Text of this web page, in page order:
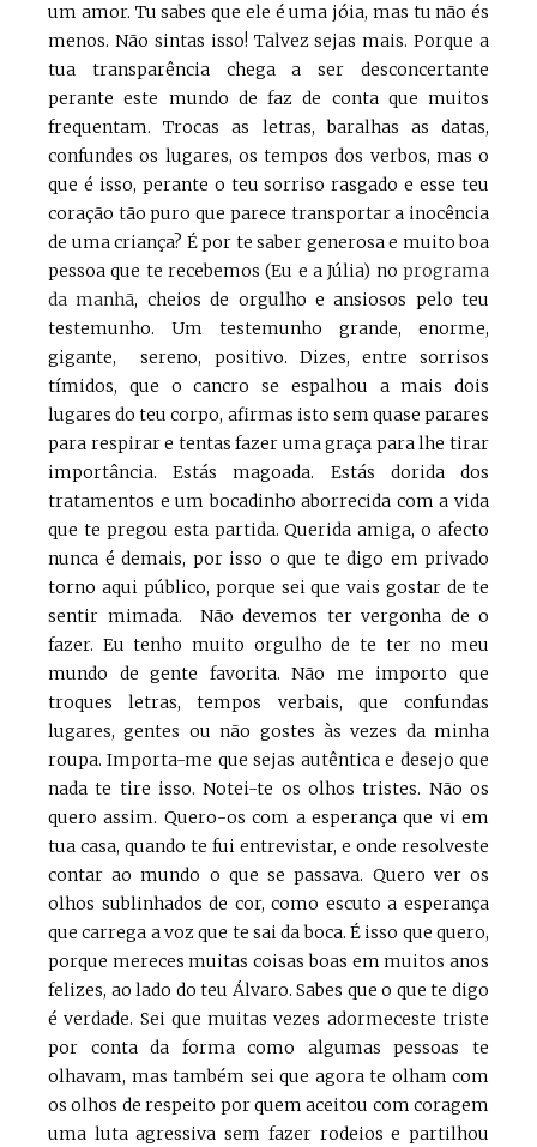
um amor. Tu sabes que ele é uma jóia, mas tu não és
menos. Não sintas isso! Talvez sejas mais. Porque a
tua transparência chega a ser desconcertante
perante este mundo de faz de conta que muitos
frequentam. Trocas as letras, baralhas as datas,
confundes os lugares, os tempos dos verbos, mas o
que é isso, perante o teu sorriso rasgado e esse teu
coração tão puro que parece transportar a inocência
de uma criança? É por te saber generosa e muito boa
pessoa que te recebemos (Eu e a Júlia) no programa
da manhã, cheios de orgulho e ansiosos pelo teu
testemunho. Um testemunho grande, enorme,
gigante, sereno, positivo. Dizes, entre sorrisos
tímidos, que o cancro se espalhou a mais dois
lugares do teu corpo, afirmas isto sem quase parares
para respirar e tentas fazer uma graça para lhe tirar
importância. Estás magoada. Estás dorida dos
tratamentos e um bocadinho aborrecida com a vida
que te pregou esta partida. Querida amiga, o afecto
nunca é demais, por isso o que te digo em privado
torno aqui público, porque sei que vais gostar de te
sentir mimada. Não devemos ter vergonha de o
fazer. Eu tenho muito orgulho de te ter no meu
mundo de gente favorita. Não me importo que
troques letras, tempos verbais, que confundas
lugares, gentes ou não gostes às vezes da minha
roupa. Importa-me que sejas autêntica e desejo que
nada te tire isso. Notei-te os olhos tristes. Não os
quero assim. Quero-os com a esperança que vi em
tua casa, quando te fui entrevistar, e onde resolveste
contar ao mundo o que se passava. Quero ver os
olhos sublinhados de cor, como escuto a esperança
que carrega a voz que te sai da boca. É isso que quero,
porque mereces muitas coisas boas em muitos anos
felizes, ao lado do teu Álvaro. Sabes que o que te digo
é verdade. Sei que muitas vezes adormeceste triste
por conta da forma como algumas pessoas te
olhavam, mas também sei que agora te olham com
os olhos de respeito por quem aceitou com coragem
uma luta agressiva sem fazer rodeios e partilhou